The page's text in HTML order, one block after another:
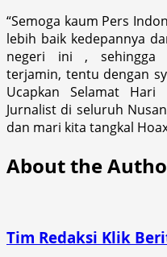
“Semoga kaum Pers
lebih baik kedepannya
negeri ini , sehingga
terjamin, tentu dengan
Ucapkan Selamat
Jurnalist di seluruh
dan mari kita tangkal
About the
Tim Redaksi Klik